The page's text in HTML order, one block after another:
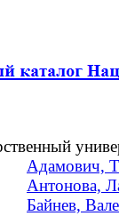
Адамович,
Антонова,
Байнев,